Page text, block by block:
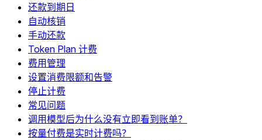
还款到期日
自动核销
手动还款
Token Plan 计费
费用管理
设置消费限额和告警
停止计费
常见问题
调用模型后为什么没有立即看到账单？
按量付费是实时计费吗？